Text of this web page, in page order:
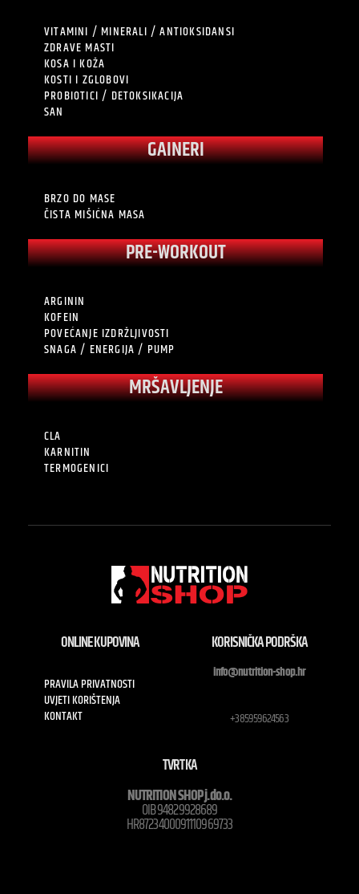
VITAMINI / MINERALI / ANTIOKSIDANSI
ZDRAVE MASTI
KOSA I KOŽA
KOSTI I ZGLOBOVI
PROBIOTICI / DETOKSIKACIJA
SAN
GAINERI
BRZO DO MASE
ČISTA MIŠIĆNA MASA
PRE-WORKOUT
ARGININ
KOFEIN
POVEĆANJE IZDRŽLJIVOSTI
SNAGA / ENERGIJA / PUMP
MRŠAVLJENJE
CLA
KARNITIN
TERMOGENICI
ONLINE KUPOVINA
PRAVILA PRIVATNOSTI
UVJETI KORIŠTENJA
KONTAKT
KORISNIČKA PODRŠKA
info@nutrition-shop.hr
+385959624563
TVRTKA
NUTRITION SHOP j.do.o.
OIB 94829928689
HR8723400091110969733